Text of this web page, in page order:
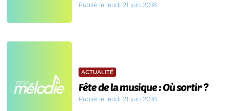
Publié le jeudi 21 juin 2018
ACTUALITÉ
Fête de la musique : Où sortir ?
Publié le jeudi 21 juin 2018